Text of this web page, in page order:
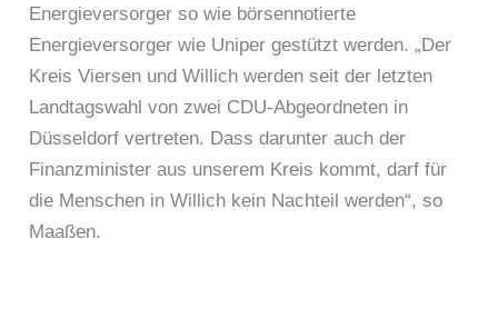
Energieversorger so wie börsennotierte
Energieversorger wie Uniper gestützt werden. „Der
Kreis Viersen und Willich werden seit der letzten
Landtagswahl von zwei CDU-Abgeordneten in
Düsseldorf vertreten. Dass darunter auch der
Finanzminister aus unserem Kreis kommt, darf für
die Menschen in Willich kein Nachteil werden“, so
Maaßen.